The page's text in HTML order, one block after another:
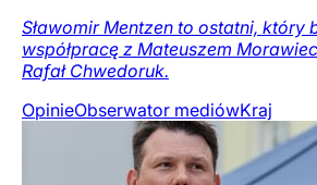
Sławomir Mentzen to ostatni, który
współpracę z Mateuszem
Rafał Chwedoruk.
OpinieObserwator mediówKraj